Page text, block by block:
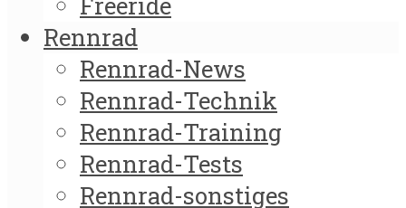
Rennrad
Rennrad-News
Rennrad-Technik
Rennrad-Training
Rennrad-Tests
Rennrad-sonstiges